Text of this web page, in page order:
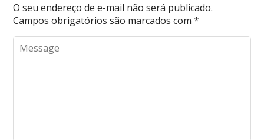
O seu endereço de e-mail não será publicado.
Campos obrigatórios são marcados com*